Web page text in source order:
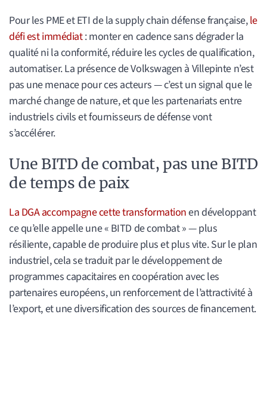
Pour les PME et ETI de la supply chain défense française,le
défi est immédiat: monter en cadence sans dégrader la
qualité ni la conformité, réduire les cycles de qualification,
automatiser. La présence de Volkswagen à Villepinte n’est
pas une menace pour ces acteurs — c’est un signal que le
marché change de nature, et que les partenariats entre
industriels civils et fournisseurs de défense vont
s’accélérer.
Une BITD de combat, pas une BITD
de temps de paix
La DGA accompagne cette transformationen développant
ce qu’elle appelle une « BITD de combat » — plus
résiliente, capable de produire plus et plus vite. Sur le plan
industriel, cela se traduit par le développement de
programmes capacitaires en coopération avec les
partenaires européens, un renforcement de l’attractivité à
l’export, et une diversification des sources de financement.